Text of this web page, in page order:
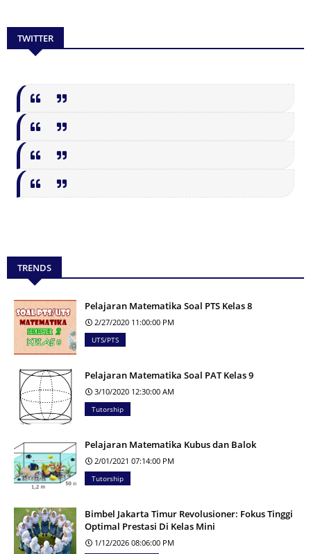
TWITTER
TRENDS
Pelajaran Matematika Soal PTS Kelas 8
2/27/2020 11:00:00 PM
UTS/PTS
Pelajaran Matematika Soal PAT Kelas 9
3/10/2020 12:30:00 AM
Tutorship
Pelajaran Matematika Kubus dan Balok
2/01/2021 07:14:00 PM
Tutorship
Bimbel Jakarta Timur Revolusioner: Fokus Tinggi
Optimal Prestasi Di Kelas Mini
1/12/2026 08:06:00 PM